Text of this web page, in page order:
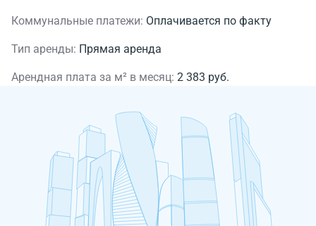
Коммунальные платежи: Оплачивается по факту
Тип аренды: Прямая аренда
Арендная плата за м² в месяц: 2 383 руб.